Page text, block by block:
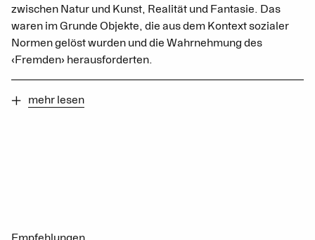
zwischen Natur und Kunst, Realität und Fantasie. Das
waren im Grunde Objekte, die aus dem Kontext sozialer
Normen gelöst wurden und die Wahrnehmung des
‹Fremden› herausforderten.
mehr lesen